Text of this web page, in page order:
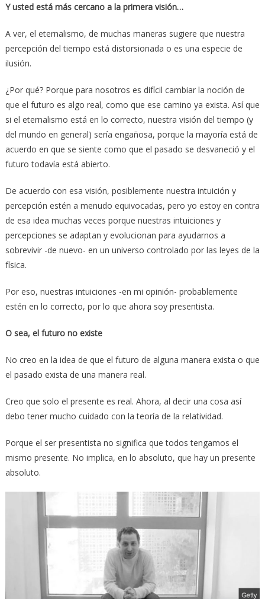
Y usted está más cercano a la primera visión…
A ver, el eternalismo, de muchas maneras sugiere que nuestra
percepción del tiempo está distorsionada o es una especie de
ilusión.
¿Por qué? Porque para nosotros es difícil cambiar la noción de
que el futuro es algo real, como que ese camino ya exista. Así que
si el eternalismo está en lo correcto, nuestra visión del tiempo (y
del mundo en general) sería engañosa, porque la mayoría está de
acuerdo en que se siente como que el pasado se desvaneció y el
futuro todavía está abierto.
De acuerdo con esa visión, posiblemente nuestra intuición y
percepción estén a menudo equivocadas, pero yo estoy en contra
de esa idea muchas veces porque nuestras intuiciones y
percepciones se adaptan y evolucionan para ayudarnos a
sobrevivir -de nuevo- en un universo controlado por las leyes de la
física.
Por eso, nuestras intuiciones -en mi opinión- probablemente
estén en lo correcto, por lo que ahora soy presentista.
O sea, el futuro no existe
No creo en la idea de que el futuro de alguna manera exista o que
el pasado exista de una manera real.
Creo que solo el presente es real. Ahora, al decir una cosa así
debo tener mucho cuidado con la teoría de la relatividad.
Porque el ser presentista no significa que todos tengamos el
mismo presente. No implica, en lo absoluto, que hay un presente
absoluto.